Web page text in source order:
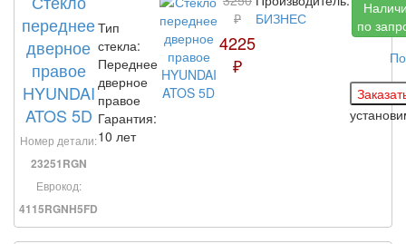
переднее
дверное
правое
HYUNDAI
ATOS 5D
Номер детали:
23251RGN
Еврокод:
4115RGNH5FD
Тип
стекла:
Переднее
дверное
правое
Гарантия:
10 лет
₽
4225
₽
БИЗНЕС
по